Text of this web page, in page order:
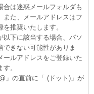
合は迷惑メールフォルダも
また、メールアドレスはフ
推奨いたします。
以下に該当する場合、パソ
できない可能性がありま
ールアドレスをご登録いた
。
」の直前に「.(ドット)」が